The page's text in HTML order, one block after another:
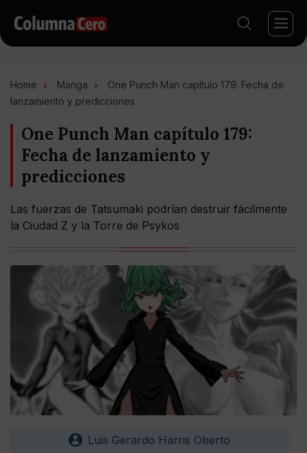
Home Manga
One Punch Man capítulo 179: Fecha de
lanzamiento y predicciones
One Punch Man capítulo 179:
Fecha de lanzamiento y
predicciones
Las fuerzas de Tatsumaki podrían destruir fácilmente
la Ciudad Z y la Torre de Psykos
Luis Gerardo Harris Oberto